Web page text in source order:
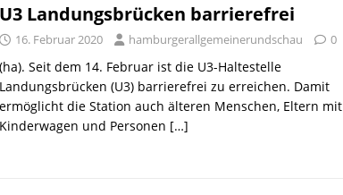
U3 Landungsbrücken barrierefrei
16. Februar 2020 hamburgerallgemeinerundschau 0
(ha). Seit dem 14. Februar ist die U3-Haltestelle
Landungsbrücken (U3) barrierefrei zu erreichen. Damit
ermöglicht die Station auch älteren Menschen, Eltern mit
Kinderwagen und Personen […]